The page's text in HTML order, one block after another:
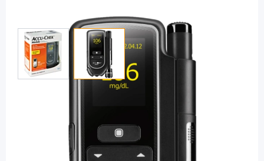
View larger imageView larger image
Accu-Chek Mobile mmol/l -
Blutzuckermessgerät / Set
PZN: 09233220 / Diashop.de Kat.-Nr.110718